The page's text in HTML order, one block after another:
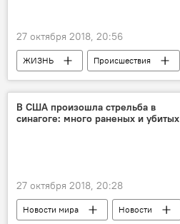
27 октября 2018, 20:56
ЖИЗНЬ Происшествия
Армения
В США произошла стрельба в
синагоге: много раненых и убитых
27 октября 2018, 20:28
Новости мира
Новости